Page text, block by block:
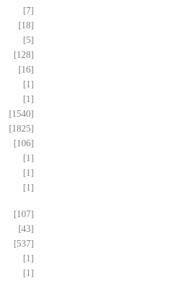
[7]
[18]
[5]
[128]
[16]
[1]
[1]
[1540]
[1825]
[106]
[1]
[1]
[1]
[107]
[43]
[537]
[1]
[1]